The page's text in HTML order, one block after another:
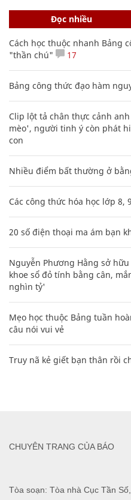
Đọc nhiều
Cách học thuộc nhanh Bảng
"thần chú"
17
Bảng công thức đạo hàm
Clip lột tả chân thực cảnh
mèo', người tinh ý còn phát
con
Nhiều điểm bất thường ở
Các công thức hóa học lớp 8,
20 số điện thoại ma ám bạn
Nguyễn Phương Hằng sở
khoe sổ đỏ tính bằng cân,
nghìn tỷ'
Mẹo học thuộc Bảng tuần
câu nói vui vẻ
Truy nã kẻ giết bạn thân rồi
Tòa soạn: Tòa nhà Cục Tần
CHUYÊN TRANG CỦA BÁO